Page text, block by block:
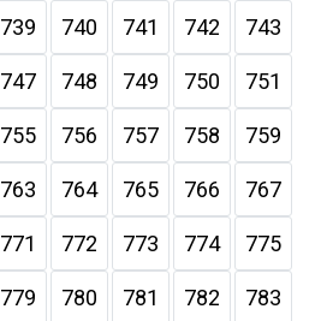
739 740 741 742 743
747 748 749 750 751
755 756 757 758 759
763 764 765 766 767
771 772 773 774 775
779 780 781 782 783